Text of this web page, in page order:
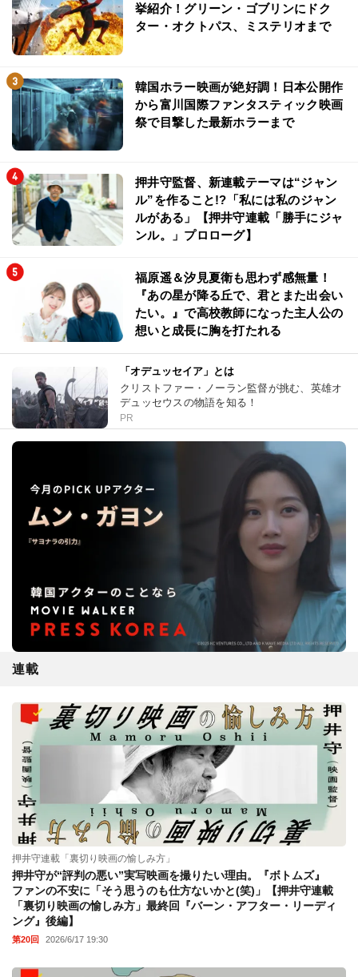
挙紹介！グリーン・ゴブリンにドク
ター・オクトパス、ミステリオまで
韓国ホラー映画が絶好調！日本公開作
から富川国際ファンタスティック映画
祭で目撃した最新ホラーまで
押井守監督、新連載テーマは“ジャン
ル”を作ること!?「私には私のジャン
ルがある」【押井守連載「勝手にジャ
ンル。」プロローグ】
福原遥＆汐見夏衛も思わず感無量！
『あの星が降る丘で、君とまた出会い
たい。』で高校教師になった主人公の
想いと成長に胸を打たれる
「オデュッセイア」とは
クリストファー・ノーラン監督が挑む、英雄オ
デュッセウスの物語を知る！
PR
連載
押井守連載「裏切り映画の愉しみ方」
押井守が“評判の悪い”実写映画を撮りたい理由。『ボトムズ』
ファンの不安に「そう思うのも仕方ないかと(笑)」【押井守連載
「裏切り映画の愉しみ方」最終回『バーン・アフター・リーディ
ング』後編】
第20回 2026/6/17 19:30